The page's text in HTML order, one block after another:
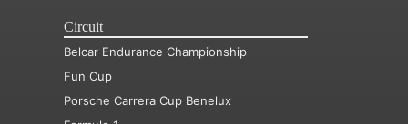
Circuit
Belcar Endurance Championship
Fun Cup
Porsche Carrera Cup Benelux